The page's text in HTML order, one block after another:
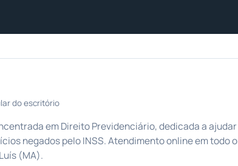
do escritório
em Direito Previdenciário, dedicada a ajudar
negados pelo INSS. Atendimento online em todo o
(MA).